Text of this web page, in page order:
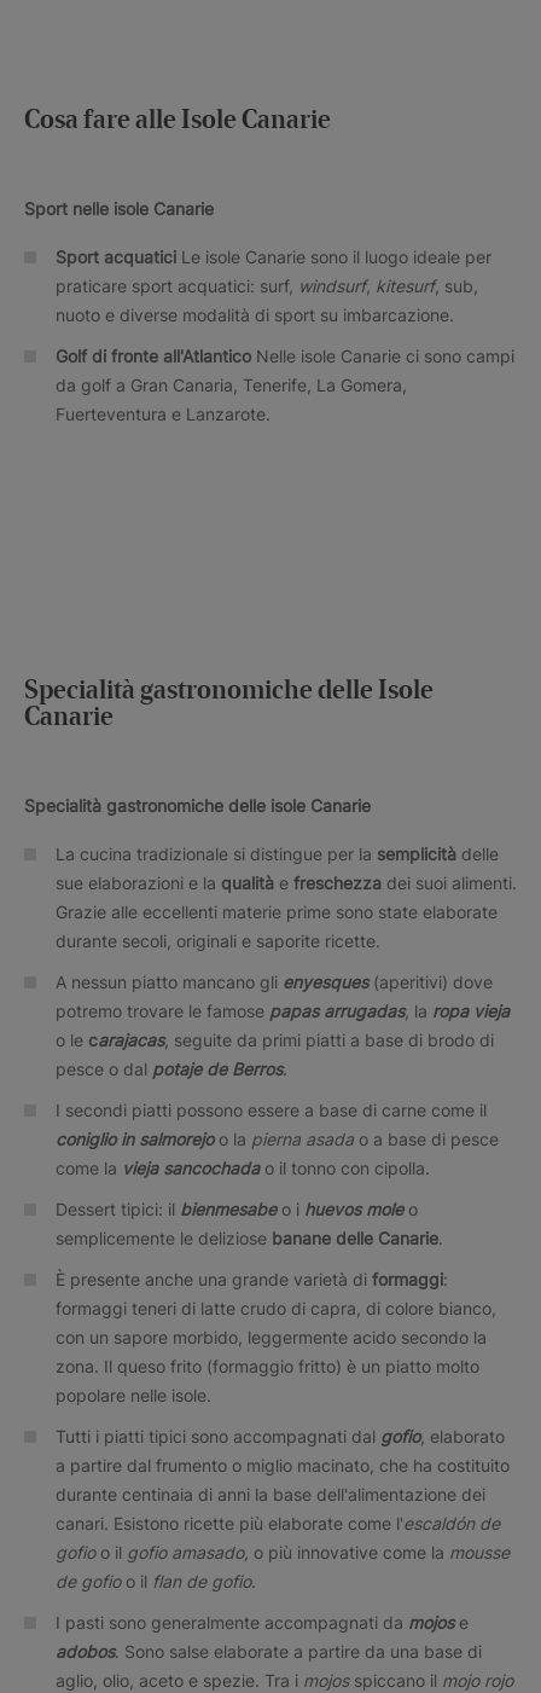
Cosa fare alle Isole Canarie
Sport nelle isole Canarie
Sport acquatici Le isole Canarie sono il luogo ideale per
praticare sport acquatici: surf, windsurf, kitesurf, sub,
nuoto e diverse modalità di sport su imbarcazione.
Golf di fronte all'Atlantico Nelle isole Canarie ci sono campi
da golf a Gran Canaria, Tenerife, La Gomera,
Fuerteventura e Lanzarote.
Specialità gastronomiche delle Isole
Canarie
Specialità gastronomiche delle isole Canarie
La cucina tradizionale si distingue per la semplicità delle
sue elaborazioni e la qualità e freschezza dei suoi alimenti.
Grazie alle eccellenti materie prime sono state elaborate
durante secoli, originali e saporite ricette.
A nessun piatto mancano gli enyesques(aperitivi) dove
potremo trovare le famose papas arrugadas, la ropa vieja
o le carajacas, seguite da primi piatti a base di brodo di
pesce o dal potaje de Berros.
I secondi piatti possono essere a base di carne come il
coniglio in salmorejoo la pierna asada o a base di pesce
come la vieja sancochadao il tonno con cipolla.
Dessert tipici: il bienmesabeo i huevos moleo
semplicemente le deliziose banane delle Canarie.
È presente anche una grande varietà di formaggi:
formaggi teneri di latte crudo di capra, di colore bianco,
con un sapore morbido, leggermente acido secondo la
zona. Il queso frito (formaggio fritto) è un piatto molto
popolare nelle isole.
Tutti i piatti tipici sono accompagnati dal gofio, elaborato
a partire dal frumento o miglio macinato, che ha costituito
durante centinaia di anni la base dell'alimentazione dei
canari. Esistono ricette più elaborate come l'escaldón de
gofioo il gofio amasado, o più innovative come la mousse
de gofioo il flan de gofio.
I pasti sono generalmente accompagnati da mojose
adobos. Sono salse elaborate a partire da una base di
aglio, olio, aceto e spezie. Tra i mojosspiccano il mojo rojo